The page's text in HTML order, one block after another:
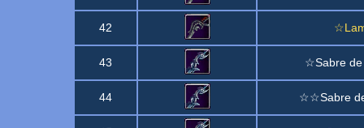
42
43 ☆Sabre de
44 ☆☆Sabre